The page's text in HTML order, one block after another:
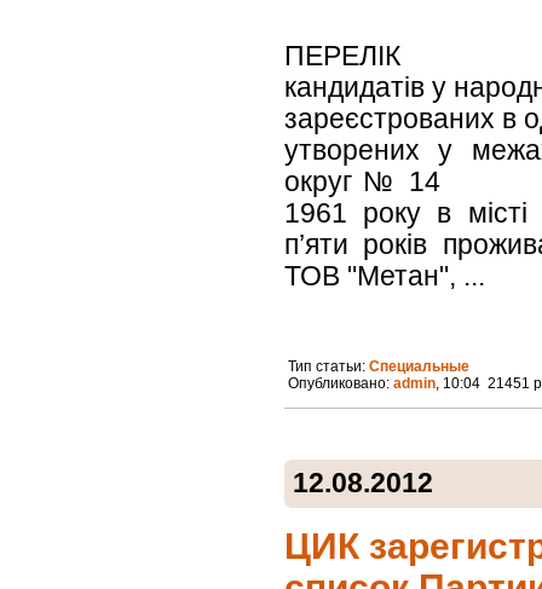
ПЕРЕЛІК
кандидатів у
зареєстрованих в
утворених у
округ № 14
1961 року в місті
п’яти років
ТОВ "Метан", ...
Тип статьи: Специальные
Опубликовано: admin, 10:04 21451
12.08.2012
ЦИК